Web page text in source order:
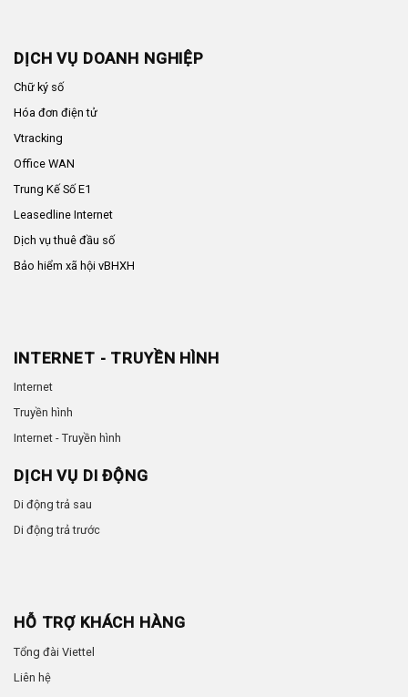
DỊCH VỤ DOANH NGHIỆP
Chữ ký số
Hóa đơn điện tử
Vtracking
Office WAN
Trung Kế Số E1
Leasedline Internet
Dịch vụ thuê đầu số
Bảo hiểm xã hội vBHXH
INTERNET - TRUYỀN HÌNH
Internet
Truyền hình
Internet - Truyền hình
DỊCH VỤ DI ĐỘNG
Di động trả sau
Di động trả trước
HỖ TRỢ KHÁCH HÀNG
Tổng đài Viettel
Liên hệ